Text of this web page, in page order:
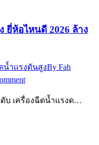
ยี่ห้อไหนดี 2026 ล้าง
น้ำแรงดันสูงBy Fah
บ เครื่องฉีดน้ำแรงด…